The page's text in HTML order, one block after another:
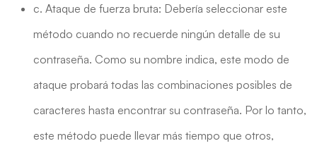
c. Ataque de fuerza bruta: Debería seleccionar este
método cuando no recuerde ningún detalle de su
contraseña. Como su nombre indica, este modo de
ataque probará todas las combinaciones posibles de
caracteres hasta encontrar su contraseña. Por lo tanto,
este método puede llevar más tiempo que otros,